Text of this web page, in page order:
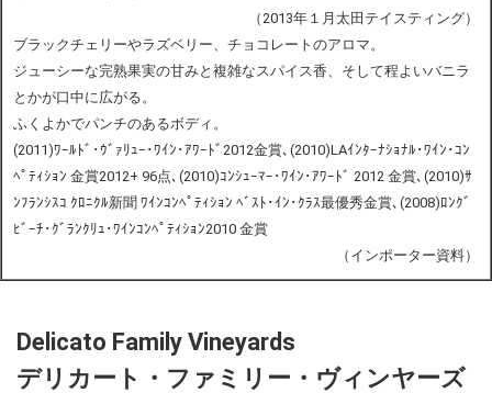
（2013年１月太田テイスティング）
ブラックチェリーやラズベリー、チョコレートのアロマ。
ジューシーな完熟果実の甘みと複雑なスパイス香、そして程よいバニラ
とかが口中に広がる。
ふくよかでパンチのあるボディ。
(2011)ﾜｰﾙﾄﾞ･ｳﾞｧﾘｭｰ･ﾜｲﾝ･ｱﾜｰﾄﾞ2012金賞､(2010)LAｲﾝﾀｰﾅｼｮﾅﾙ･ﾜｲﾝ･ｺﾝ
ﾍﾟﾃｨｼｮﾝ 金賞2012+ 96点､(2010)ｺﾝｼｭｰﾏｰ･ﾜｲﾝ･ｱﾜｰﾄﾞ 2012 金賞､(2010)ｻ
ﾝﾌﾗﾝｼｽｺ ｸﾛﾆｸﾙ新聞 ﾜｲﾝｺﾝﾍﾟﾃｨｼｮﾝ ﾍﾞｽﾄ･ｲﾝ･ｸﾗｽ最優秀金賞､(2008)ﾛﾝｸﾞ
ﾋﾞｰﾁ･ｸﾞﾗﾝｸﾘｭ･ﾜｲﾝｺﾝﾍﾟﾃｨｼｮﾝ2010 金賞
（インポーター資料）
Delicato Family Vineyards
デリカート・ファミリー・ヴィンヤーズ